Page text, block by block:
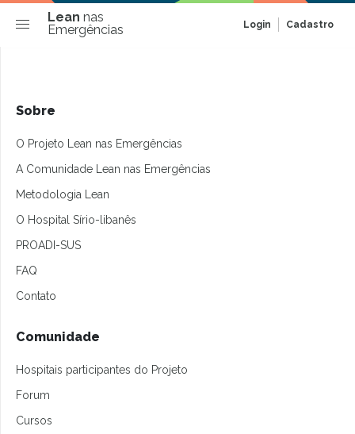
Lean nas
Emergências
Login Cadastro
Sobre
O Projeto Lean nas Emergências
A Comunidade Lean nas Emergências
Metodologia Lean
O Hospital Sírio-libanês
PROADI-SUS
FAQ
Contato
Comunidade
Hospitais participantes do Projeto
Forum
Cursos